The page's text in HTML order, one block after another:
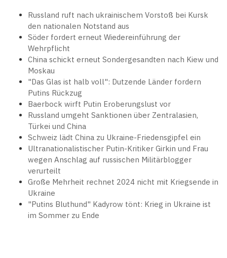
Russland ruft nach ukrainischem Vorstoß bei Kursk
den nationalen Notstand aus
Söder fordert erneut Wiedereinführung der
Wehrpflicht
China schickt erneut Sondergesandten nach Kiew und
Moskau
"Das Glas ist halb voll": Dutzende Länder fordern
Putins Rückzug
Baerbock wirft Putin Eroberungslust vor
Russland umgeht Sanktionen über Zentralasien,
Türkei und China
Schweiz lädt China zu Ukraine-Friedensgipfel ein
Ultranationalistischer Putin-Kritiker Girkin und Frau
wegen Anschlag auf russischen Militärblogger
verurteilt
Große Mehrheit rechnet 2024 nicht mit Kriegsende in
Ukraine
"Putins Bluthund" Kadyrow tönt: Krieg in Ukraine ist
im Sommer zu Ende